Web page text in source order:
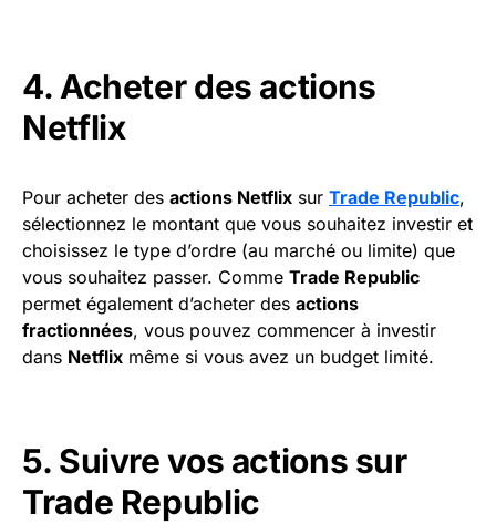
4. Acheter des actions
Netflix
Pour acheter des actions Netflix sur Trade Republic,
sélectionnez le montant que vous souhaitez investir et
choisissez le type d’ordre (au marché ou limite) que
vous souhaitez passer. Comme Trade Republic
permet également d’acheter des actions
fractionnées, vous pouvez commencer à investir
dans Netflix même si vous avez un budget limité.
5. Suivre vos actions sur
Trade Republic